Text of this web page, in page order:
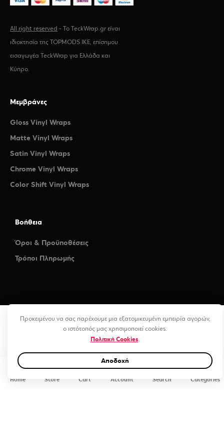
All right reserved - Το TeckWrap.gr είναι
ιδιοκτησία της TOPMODS IKE, επίσημου
εισαγωγέα TeckWrap για Ελλάδα και
Κύπρο.
Μεμβράνες
Gloss Vinyl Wraps
Matte Vinyl Wraps
Satin Vinyl Wraps
Chrome Vinyl Wraps
Color Shift Vinyl Wraps
Βοήθεια
Όροι & Προϋποθέσεις
Τρόποι Πληρωμής
Προκειμένου να σας παρέχουμε μια εξατομικευμένη εμπειρία αγορών,
ο ιστότοπός μας χρησιμοποιεί cookies.
Πολιτική Cookies.
Αποδοχή
Home Store
0
Cart Account Search Categories